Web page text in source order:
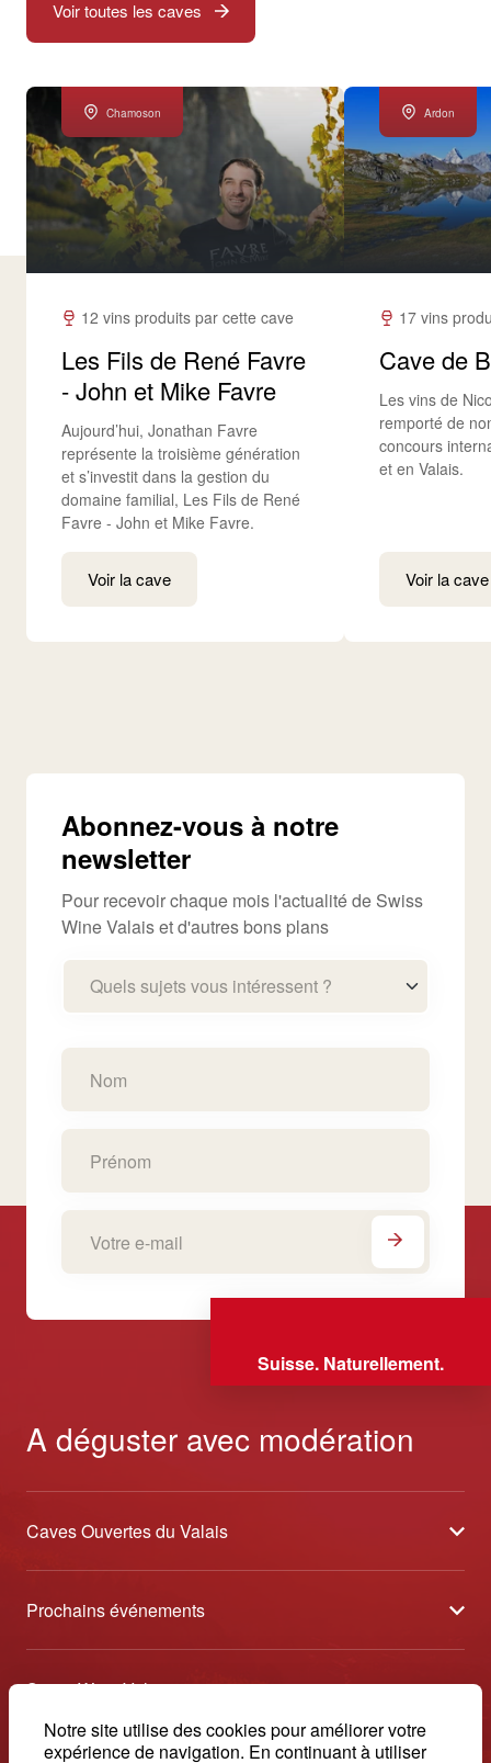
Voir toutes les caves
Chamoson
12 vins produits par cette cave
Les Fils de René Favre
- John et Mike Favre
Aujourd’hui, Jonathan Favre
représente la troisième génération
et s’investit dans la gestion du
domaine familial, Les Fils de René
Favre - John et Mike Favre.
Voir la cave
Ardon
17 vins
Cave de
Les vins de
remporté de
concours
et en Valais.
Voir la cave
Notre site utilise des cookies pour améliorer votre
expérience de navigation. En continuant à utiliser
Abonnez-vous à notre
newsletter
Pour recevoir chaque mois l'actualité de Swiss
Wine Valais et d'autres bons plans
Quels sujets vous intéressent ?
Suisse. Naturellement.
A déguster avec modération
Caves Ouvertes du Valais
À propos
Partenaires
Prochains événements
Tavolata des Vins du Valais
Etoiles des Vins du Valais
Swiss Wine Valais
Avenue de la Gare 2 - CP 144 - 1964 Conthey
© 2026, Swiss Wine Valais